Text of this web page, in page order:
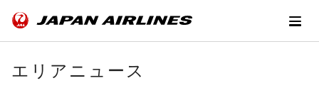
エリアニュース